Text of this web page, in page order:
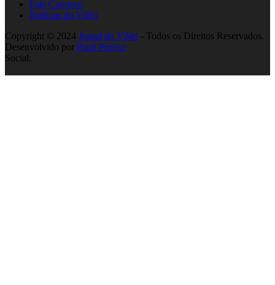
Fale Conosco
Notícias do Vôlei
Copyright © 2024 Jornal do Vôlei - Todos os Direitos Reservados.
Desenvolvido por Pixel Project
Social: